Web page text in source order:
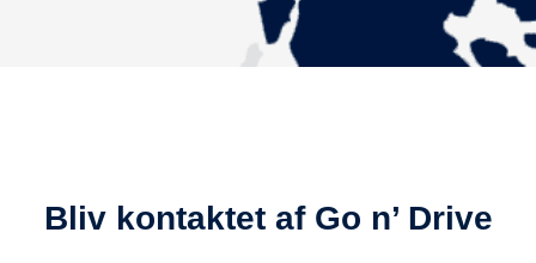
Bliv kontaktet af Go n’ Drive